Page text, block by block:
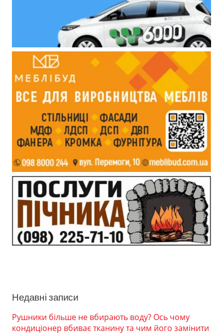
Недавні записи
Рушники більше не вбирають воду? Ось чому
кондиціонер вбиває тканину та чим його замінити